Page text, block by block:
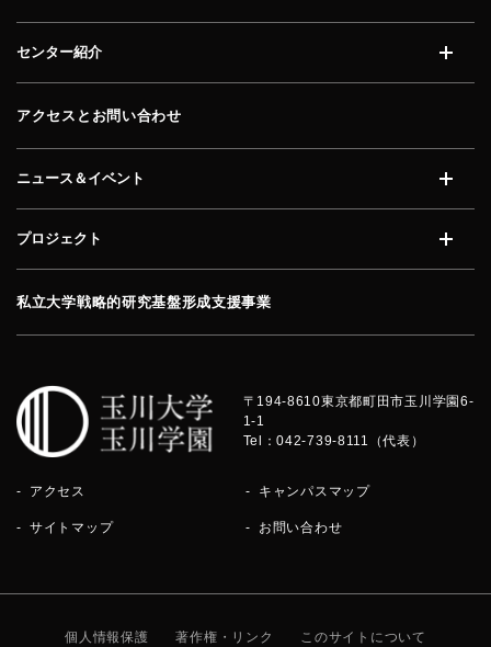
センター紹介
アクセスとお問い合わせ
ニュース＆イベント
プロジェクト
私立大学戦略的研究基盤形成支援事業
〒194-8610東京都町田市玉川学園6-
1-1
Tel：042-739-8111（代表）
アクセス キャンパスマップ
サイトマップ お問い合わせ
個人情報保護 著作権・リンク このサイトについて